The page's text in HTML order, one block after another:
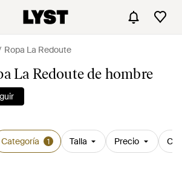
Ropa La Redoute
La Redoute de hombre
Categoría 1 Talla Precio